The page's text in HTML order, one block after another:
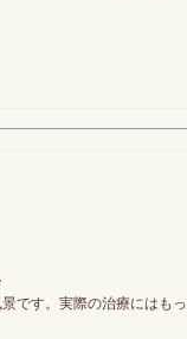
です。実際の治療にはも